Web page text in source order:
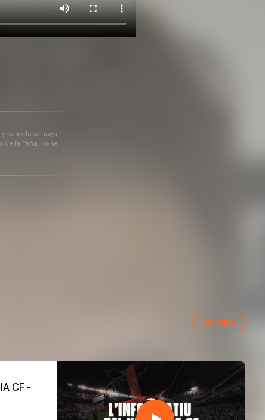
cuando se haga
de la Peña, no se
VER TODAS